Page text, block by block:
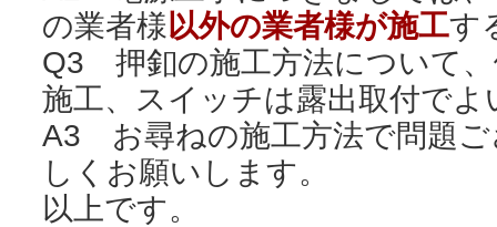
の業者様以外の業者様が施工す
Q3 押釦の施工方法について
施工、スイッチは露出取付でよ
A3 お尋ねの施工方法で問題
しくお願いします。
以上です。